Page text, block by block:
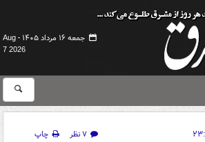
جمعه ۱۶ مرداد ۱۴۰۵ -
Aug
7 2026
۷ نظر
چاپ